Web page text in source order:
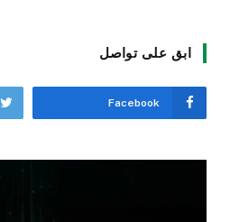
ابق على تواصل
Facebook